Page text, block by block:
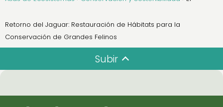
Retorno del Jaguar: Restauración de Hábitats para la
Conservación de Grandes Felinos
Subir